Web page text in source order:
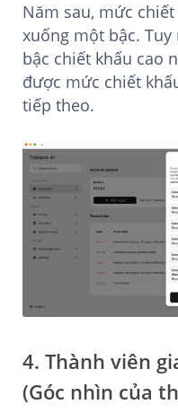
Năm sau, mức
xuống một bậc.
bậc chiết khấu cao
được mức chiết
tiếp theo.
4. Thành viên
(Góc nhìn của